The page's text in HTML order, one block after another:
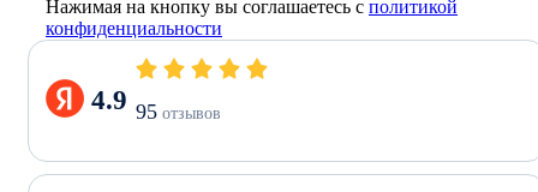
Нажимая на кнопку вы соглашаетесь с политикой
конфиденциальности
4.9 95 отзывов